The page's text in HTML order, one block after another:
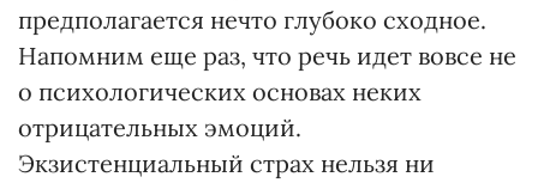
предполагается нечто глубоко сходное.
Напомним еще раз, что речь идет вовсе не
о психологических основах неких
отрицательных эмоций.
Экзистенциальный страх нельзя ни